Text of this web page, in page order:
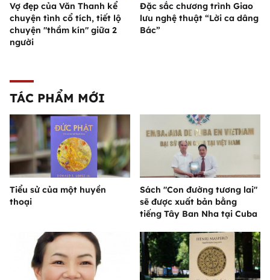
Vợ đẹp của Văn Thanh kể
chuyện tình cổ tích, tiết lộ
chuyện "thầm kín" giữa 2
người
Đặc sắc chương trình Giao
lưu nghệ thuật “Lời ca dâng
Bác”
TÁC PHẨM MỚI
Tiểu sử của một huyền
thoại
Sách "Con đường tương lai"
sẽ được xuất bản bằng
tiếng Tây Ban Nha tại Cuba